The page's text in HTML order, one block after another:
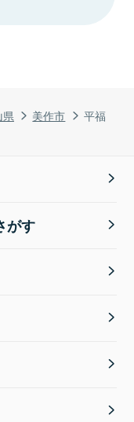
県 美作市 平福
がす